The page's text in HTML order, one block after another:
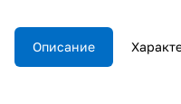
1.0 V / 75Ω, BLC, WB, AGC,
DIS, ONVIF, встроенный
трансфокатор 32х f=4.44-
Описание